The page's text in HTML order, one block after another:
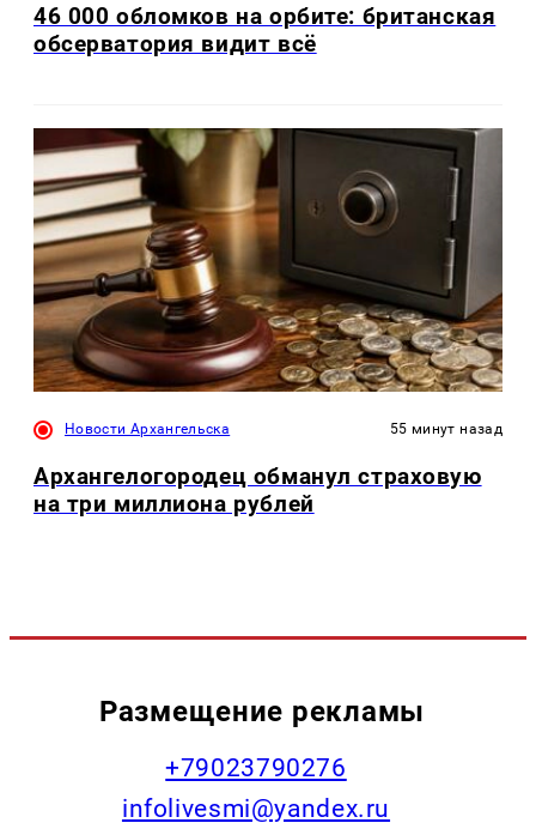
46 000 обломков на орбите: британская
обсерватория видит всё
Новости Архангельска 55 минут назад
Архангелогородец обманул страховую
на три миллиона рублей
Размещение рекламы
+79023790276
infolivesmi@yandex.ru